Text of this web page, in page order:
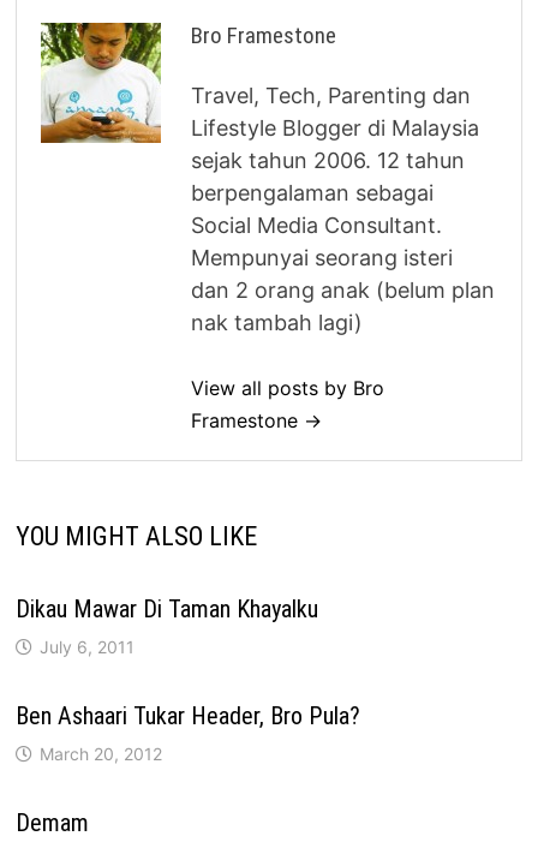
Bro Framestone
Travel, Tech, Parenting dan
Lifestyle Blogger di Malaysia
sejak tahun 2006. 12 tahun
berpengalaman sebagai
Social Media Consultant.
Mempunyai seorang isteri
dan 2 orang anak (belum plan
nak tambah lagi)
View all posts by Bro
Framestone →
YOU MIGHT ALSO LIKE
Dikau Mawar Di Taman Khayalku
July 6, 2011
Ben Ashaari Tukar Header, Bro Pula?
March 20, 2012
Demam